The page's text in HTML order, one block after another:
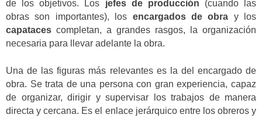
de los objetivos. Los jefes de producción (cuando las
obras son importantes), los encargados de obra y los
capataces completan, a grandes rasgos, la organización
necesaria para llevar adelante la obra.
Una de las figuras más relevantes es la del encargado de
obra. Se trata de una persona con gran experiencia, capaz
de organizar, dirigir y supervisar los trabajos de manera
directa y cercana. Es el enlace jerárquico entre los obreros y